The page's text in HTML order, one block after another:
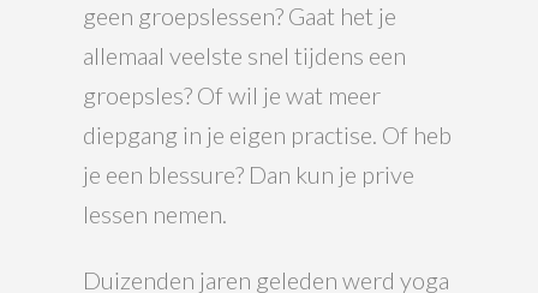
geen groepslessen? Gaat het je
allemaal veelste snel tijdens een
groepsles? Of wil je wat meer
diepgang in je eigen practise. Of heb
je een blessure? Dan kun je prive
lessen nemen.
Duizenden jaren geleden werd yoga